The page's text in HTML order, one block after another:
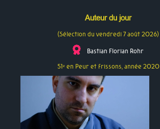
Auteur du jour
(Sélection du vendredi 7 août 2026)
Bastian Florian Rohr
51een Peur et frissons, année 2020